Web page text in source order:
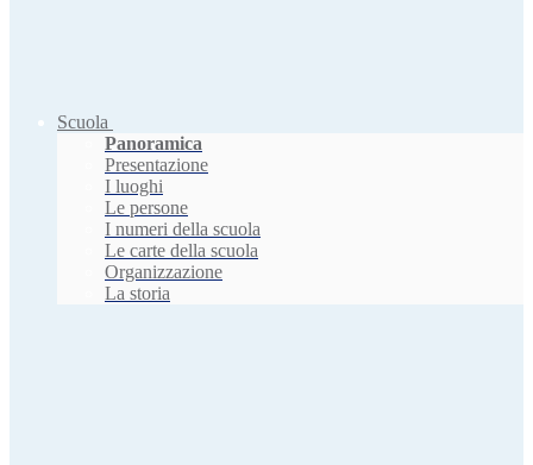
Scuola
Panoramica
Presentazione
I luoghi
Le persone
I numeri della scuola
Le carte della scuola
Organizzazione
La storia